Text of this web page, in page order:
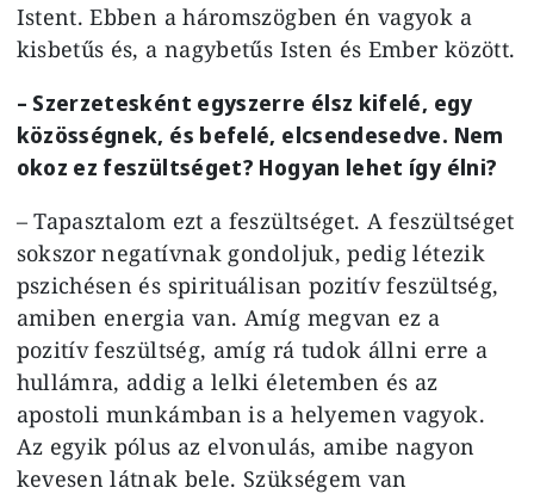
Istent. Ebben a háromszögben én vagyok a
kisbetűs és, a nagybetűs Isten és Ember között.
– Szerzetesként egyszerre élsz kifelé, egy
közösségnek, és befelé, elcsendesedve. Nem
okoz ez feszültséget? Hogyan lehet így élni?
– Tapasztalom ezt a feszültséget. A feszültséget
sokszor negatívnak gondoljuk, pedig létezik
pszichésen és spirituálisan pozitív feszültség,
amiben energia van. Amíg megvan ez a
pozitív feszültség, amíg rá tudok állni erre a
hullámra, addig a lelki életemben és az
apostoli munkámban is a helyemen vagyok.
Az egyik pólus az elvonulás, amibe nagyon
kevesen látnak bele. Szükségem van